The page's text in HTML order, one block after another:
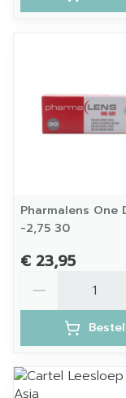
Pharmalens One
-2,75 30
€ 23,95
Bestel